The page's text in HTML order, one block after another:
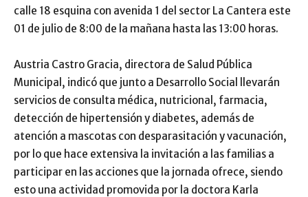
calle 18 esquina con avenida 1 del sector La Cantera este
01 de julio de 8:00 de la mañana hasta las 13:00 horas.
Austria Castro Gracia, directora de Salud Pública
Municipal, indicó que junto a Desarrollo Social llevarán
servicios de consulta médica, nutricional, farmacia,
detección de hipertensión y diabetes, además de
atención a mascotas con desparasitación y vacunación,
por lo que hace extensiva la invitación a las familias a
participar en las acciones que la jornada ofrece, siendo
esto una actividad promovida por la doctora Karla